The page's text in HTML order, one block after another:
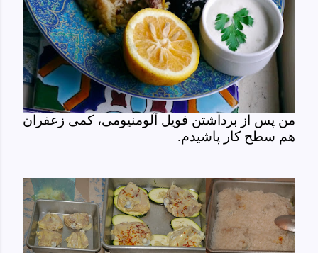
من پس از برداشتن فویل آلومنیومی، کمی زعفران
هم سطح کار پاشیدم.